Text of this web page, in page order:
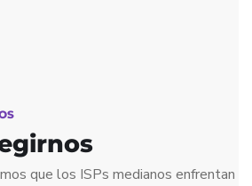
que los ISPs medianos enfrentan